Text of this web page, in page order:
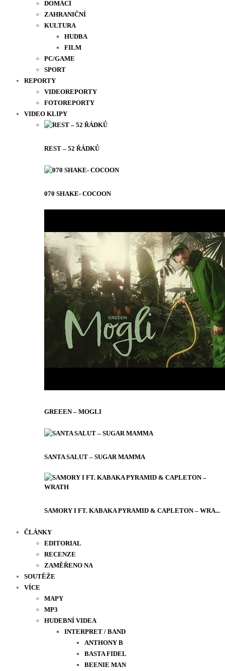
DOMÁCÍ
ZAHRANIČNÍ
KULTURA
HUDBA
FILM
PC/GAME
SPORT
REPORTY
VIDEOREPORTY
FOTOREPORTY
VIDEO KLIPY
REST – 52 ŘÁDKŮ
070 SHAKE- COCOON
GREEEN – MOGLI
SANTA SALUT – SUGAR MAMMA
SAMORY I FT. KABAKA PYRAMID & CAPLETON – WRA...
ČLÁNKY
EDITORIAL
RECENZE
ZAMĚŘENO NA
SOUTĚŽE
VÍCE
MAPY
MP3
HUDEBNÍ VIDEA
INTERPRET / BAND
ANTHONY B
BASTA FIDEL
BEENIE MAN